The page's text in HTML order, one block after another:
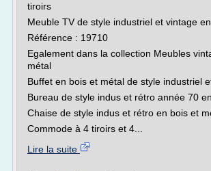
tiroirs
Meuble TV de style industriel et vintage
Référence : 19710
Egalement dans la collection Meubles
métal
Buffet en bois et métal de style industriel
Bureau de style indus et rétro année 70
Chaise de style indus et rétro en bois et
Commode à 4 tiroirs et 4...
Lire la suite